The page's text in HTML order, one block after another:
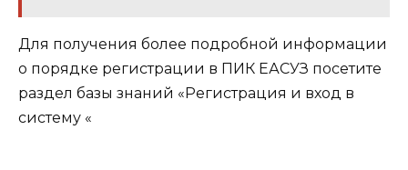
Для получения более подробной информации
о порядке регистрации в ПИК ЕАСУЗ посетите
раздел базы знаний «Регистрация и вход в
систему «